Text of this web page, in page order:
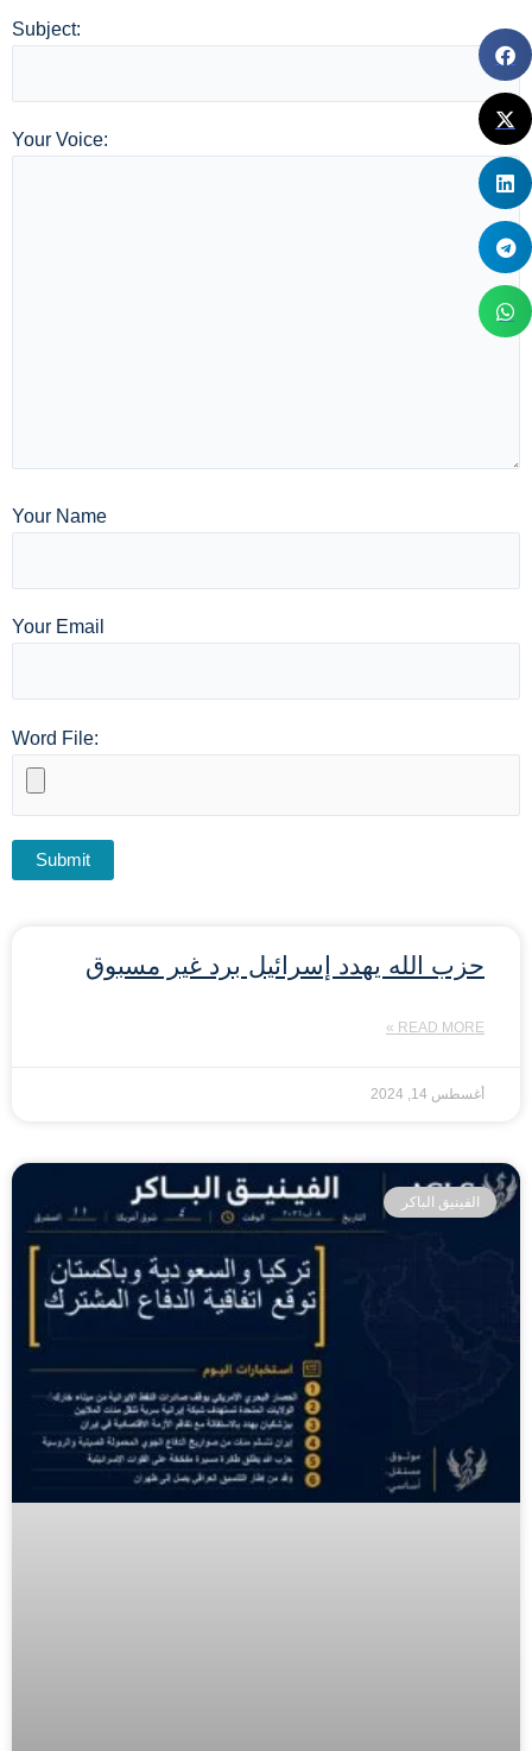
Subject:
Your Voice:
Your Name
Your Email
Word File:
حزب الله يهدد إسرائيل برد غير مسبوق
READ MORE »
أغسطس 14, 2024
الفينيق الباكر